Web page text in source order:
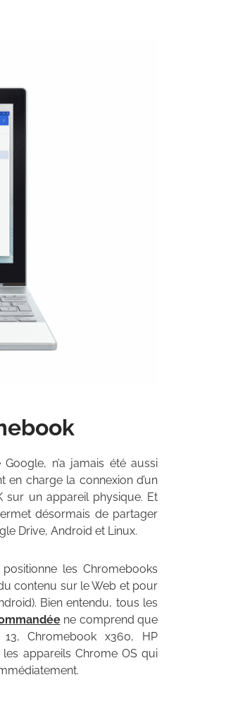
n’a jamais été aussi
en charge la connexion d’un
sur un appareil physique. Et
désormais de partager
Drive, Android et Linux.
les Chromebooks
contenu sur le Web et pour
Bien entendu, tous les
ne comprend que
Chromebook x360, HP
appareils Chrome OS qui